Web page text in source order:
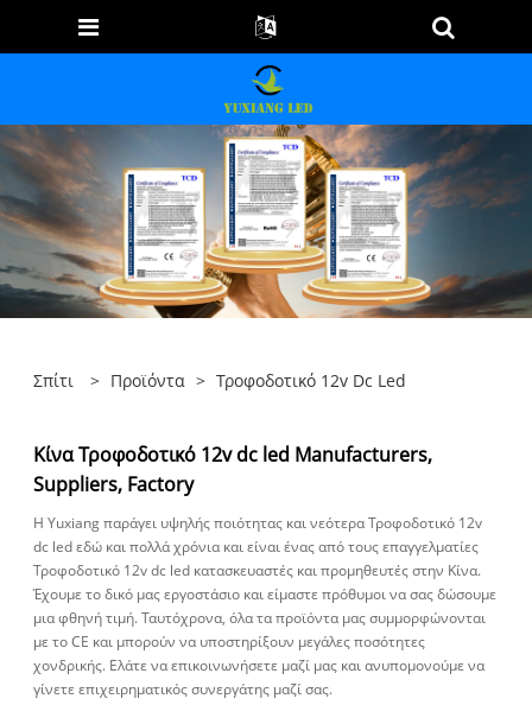
Σπίτι > Προϊόντα > Τροφοδοτικό 12v Dc Led
Κίνα Τροφοδοτικό 12v dc led Manufacturers,
Suppliers, Factory
Η Yuxiang παράγει υψηλής ποιότητας και νεότερα Τροφοδοτικό 12v
dc led εδώ και πολλά χρόνια και είναι ένας από τους επαγγελματίες
Τροφοδοτικό 12v dc led κατασκευαστές και προμηθευτές στην Κίνα.
Έχουμε το δικό μας εργοστάσιο και είμαστε πρόθυμοι να σας δώσουμε
μια φθηνή τιμή. Ταυτόχρονα, όλα τα προϊόντα μας συμμορφώνονται
με το CE και μπορούν να υποστηρίξουν μεγάλες ποσότητες
χονδρικής. Ελάτε να επικοινωνήσετε μαζί μας και ανυπομονούμε να
γίνετε επιχειρηματικός συνεργάτης μαζί σας.